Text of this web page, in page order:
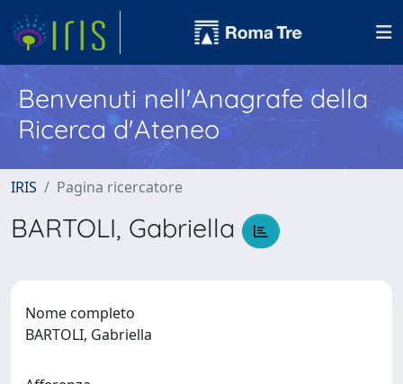
Benvenuti nell'Anagrafe della
Ricerca d'Ateneo
IRIS Pagina ricercatore
BARTOLI, Gabriella
Nome completo
BARTOLI, Gabriella